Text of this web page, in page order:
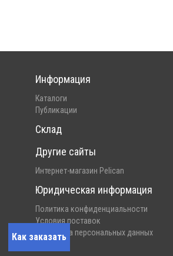
Как заказать
Информация
Каталоги
Публикации
Склад
Другие сайты
Интернет-магазин Pelican
Юридическая информация
Политика конфиденциальности
Условия поставок
Обработка персональных данных